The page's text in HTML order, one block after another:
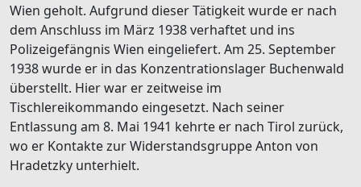
Wien geholt. Aufgrund dieser Tätigkeit wurde er nach
dem Anschluss im März 1938 verhaftet und ins
Polizeigefängnis Wien eingeliefert. Am 25. September
1938 wurde er in das Konzentrationslager Buchenwald
überstellt. Hier war er zeitweise im
Tischlereikommando eingesetzt. Nach seiner
Entlassung am 8. Mai 1941 kehrte er nach Tirol zurück,
wo er Kontakte zur Widerstandsgruppe Anton von
Hradetzky unterhielt.